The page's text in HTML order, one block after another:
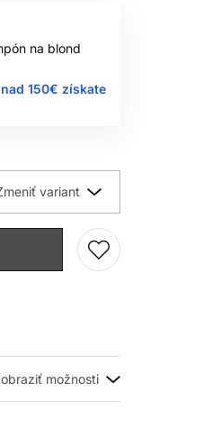
na blond
150€ získate